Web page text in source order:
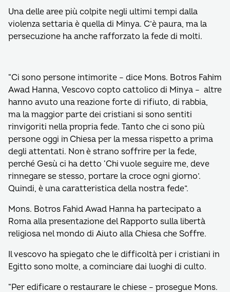
Una delle aree più colpite negli ultimi tempi dalla
violenza settaria è quella di Minya. C’è paura, ma la
persecuzione ha anche rafforzato la fede di molti.
“Ci sono persone intimorite – dice Mons. Botros Fahim
Awad Hanna, Vescovo copto cattolico di Minya – altre
hanno avuto una reazione forte di rifiuto, di rabbia,
ma la maggior parte dei cristiani si sono sentiti
rinvigoriti nella propria fede. Tanto che ci sono più
persone oggi in Chiesa per la messa rispetto a prima
degli attentati. Non è strano soffrire per la fede,
perché Gesù ci ha detto ‘Chi vuole seguire me, deve
rinnegare se stesso, portare la croce ogni giorno’.
Quindi, è una caratteristica della nostra fede”.
Mons. Botros Fahid Awad Hanna ha partecipato a
Roma alla presentazione del Rapporto sulla libertà
religiosa nel mondo di Aiuto alla Chiesa che Soffre.
Il vescovo ha spiegato che le difficoltà per i cristiani in
Egitto sono molte, a cominciare dai luoghi di culto.
“Per edificare o restaurare le chiese – prosegue Mons.